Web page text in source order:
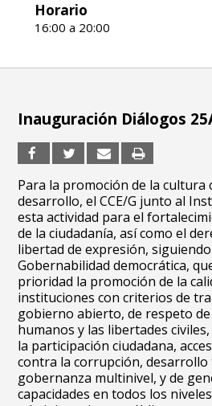
Horario
16:00 a 20:00
Inauguración Diálogos
Para la promoción de la cultura
desarrollo, el CCE/G junto al
esta actividad para el
de la ciudadanía, así como el
libertad de expresión, siguiendo
Gobernabilidad democrática,
prioridad la promo­ción de la
instituciones con criterios de
gobierno abier­to, de respeto
humanos y las libertades
la participación ciudadana,
contra la corrupción,
gobernanza multinivel, y de
capacidades en todos los